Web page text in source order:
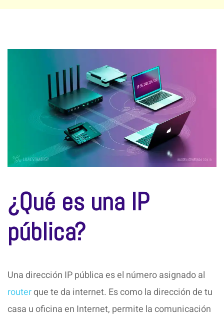
¿Qué es una IP
pública?
Una dirección IP pública es el número asignado al
routerque te da internet. Es como la dirección de tu
casa u oficina en Internet, permite la comunicación